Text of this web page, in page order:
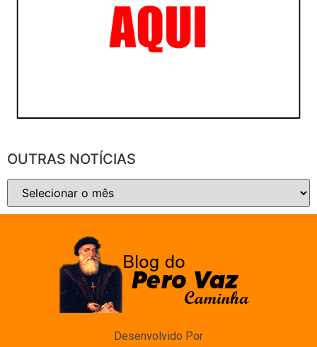
OUTRAS NOTÍCIAS
Desenvolvido Por